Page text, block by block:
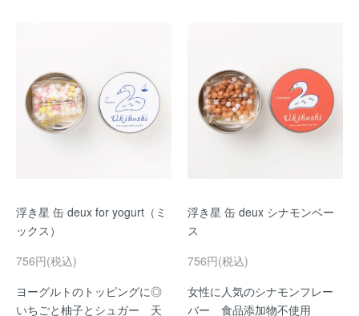
浮き星 缶 deux for yogurt（ミ
ックス）
756円(税込)
ヨーグルトのトッピングに◎
いちごと柚子とシュガー 天
浮き星 缶 deux シナモンベー
ス
756円(税込)
女性に人気のシナモンフレー
バー 食品添加物不使用